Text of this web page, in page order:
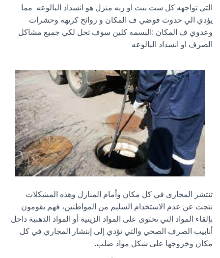
التي تواجهه كل ست بيت او ربه منزل هو انسداد البالوعه مما
يؤدي الي حدوث فوضي ف المكان و روائح كريهه وحشرات
وعدوي ف المكان :البسمه كلين سوف تحل لكي جميع مشاكل
الصرف او انسداد البالوعه
تنتشر المجارى في كل مكان وأمام المنازل وهذه المشكلات
نتجت عن عدم الاستخدام السليم من المواطنين، فهم يقومون
بإلقاء المواد التي تحتوى على المواد الزيتية أو المواد الدهنية داخل
أنابيب الصرف الصحي والتي تؤدي إلى إنتشار المجاري في كل
مكان وخروجها على شكل مواد صلب.